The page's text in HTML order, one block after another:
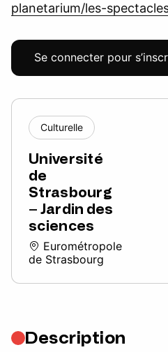
planetarium/les-
Se connecter pour
Culturelle
Université
de
Strasbourg
– Jardin des
sciences
Eurométropole
de Strasbourg
Description